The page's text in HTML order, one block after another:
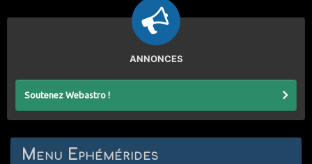
ANNONCES
Soutenez Webastro !
Menu Ephémérides